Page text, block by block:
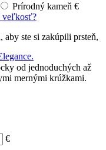
Prírodný kameň €
veľkosť?
ste si zakúpili prsteň,
od jednoduchých až
mernými krúžkami.
€